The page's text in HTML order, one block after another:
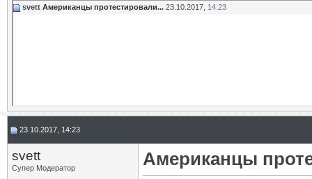
svett Американцы протестировали... 23.10.2017, 14:23
23.10.2017, 14:23
svett
Супер Модератор
Американцы